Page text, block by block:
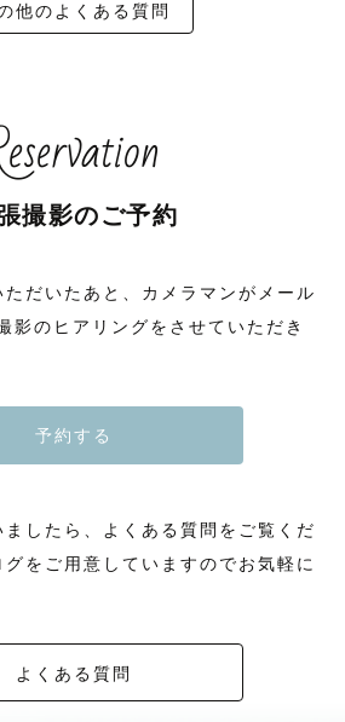
他のよくある質問
撮影のご予約
だいたあと、カメラマンがメール
影のヒアリングをさせていただき
予約する
したら、よくある質問をご覧くだ
をご用意していますのでお気軽に
よくある質問